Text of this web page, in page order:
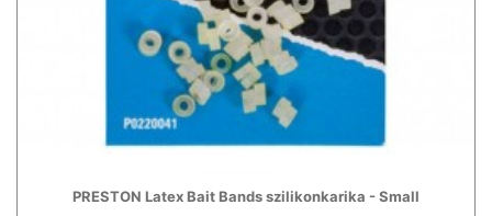
PRESTON Latex Bait Bands szilikonkarika - Small